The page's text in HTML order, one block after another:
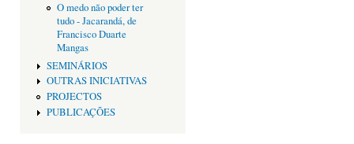
O medo não poder ter
tudo - Jacarandá, de
Francisco Duarte
Mangas
SEMINÁRIOS
OUTRAS INICIATIVAS
PROJECTOS
PUBLICAÇÕES